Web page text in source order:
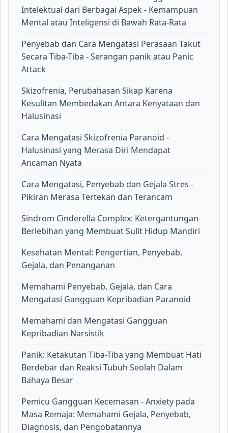
Intelektual dari Berbagai Aspek - Kemampuan
Mental atau Inteligensi di Bawah Rata-Rata
Penyebab dan Cara Mengatasi Perasaan Takut
Secara Tiba-Tiba - Serangan panik atau Panic
Attack
Skizofrenia, Perubahasan Sikap Karena
Kesulitan Membedakan Antara Kenyataan dan
Halusinasi
Cara Mengatasi Skizofrenia Paranoid -
Halusinasi yang Merasa Diri Mendapat
Ancaman Nyata
Cara Mengatasi, Penyebab dan Gejala Stres -
Pikiran Merasa Tertekan dan Terancam
Sindrom Cinderella Complex: Ketergantungan
Berlebihan yang Membuat Sulit Hidup Mandiri
Kesehatan Mental: Pengertian, Penyebab,
Gejala, dan Penanganan
Memahami Penyebab, Gejala, dan Cara
Mengatasi Gangguan Kepribadian Paranoid
Memahami dan Mengatasi Gangguan
Kepribadian Narsistik
Panik: Ketakutan Tiba-Tiba yang Membuat Hati
Berdebar dan Reaksi Tubuh Seolah Dalam
Bahaya Besar
Pemicu Gangguan Kecemasan - Anxiety pada
Masa Remaja: Memahami Gejala, Penyebab,
Diagnosis, dan Pengobatannya